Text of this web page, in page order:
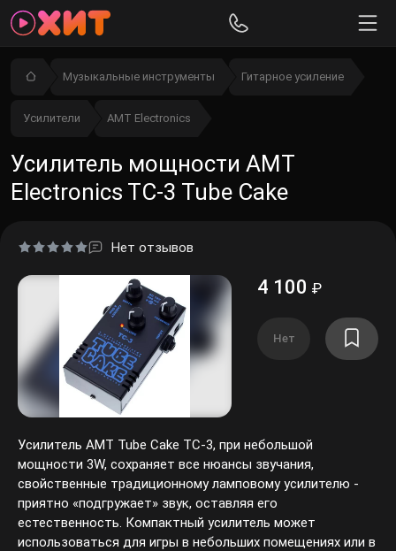
Музыкальные инструменты Гитарное усиление
Усилители AMT Electronics
Усилитель мощности AMT
Electronics TC-3 Tube Сake
Нет отзывов
4 100 ₽
Нет
Усилитель АМТ Tube Cake TC-3, при небольшой
мощности 3W, сохраняет все нюансы звучания,
свойственные традиционному ламповому усилителю -
приятно «подгружает» звук, оставляя его
естественность. Компактный усилитель может
использоваться для игры в небольших помещениях или в